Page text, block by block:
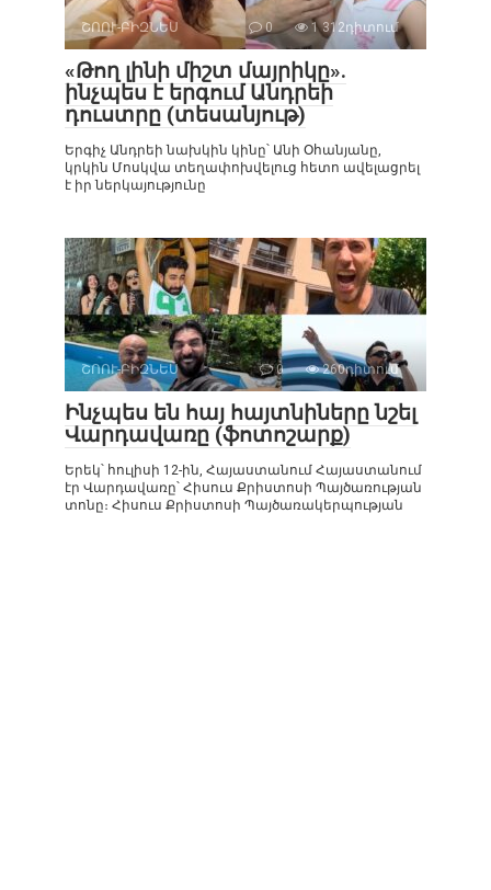
ՇՈՈՒ-ԲԻԶՆԵՍ 0 1 312դիտում
«Թող լինի միշտ մայրիկը».
ինչպես է երգում Անդրեի
դուստրը (տեսանյութ)
Երգիչ Անդրեի նախկին կինը՝ Անի Օհանյանը,
կրկին Մոսկվա տեղափոխվելուց հետո ավելացրել
է իր ներկայությունը
ՇՈՈՒ-ԲԻԶՆԵՍ 0 260դիտում
Ինչպես են հայ հայտնիները նշել
Վարդավառը (ֆոտոշարք)
Երեկ՝ հուլիսի 12-ին, Հայաստանում Հայաստանում
էր Վարդավառը՝ Հիսուս Քրիստոսի Պայծառության
տոնը։ Հիսուս Քրիստոսի Պայծառակերպության